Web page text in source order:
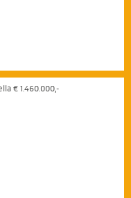
€ 1.460.000,-